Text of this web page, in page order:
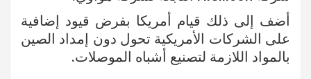
أضف إلى ذلك قيام أمريكا بفرض قيود إضافية
على الشركات الأمريكية تحول دون إمداد الصين
بالمواد اللازمة لتصنيع أشباه الموصلات.